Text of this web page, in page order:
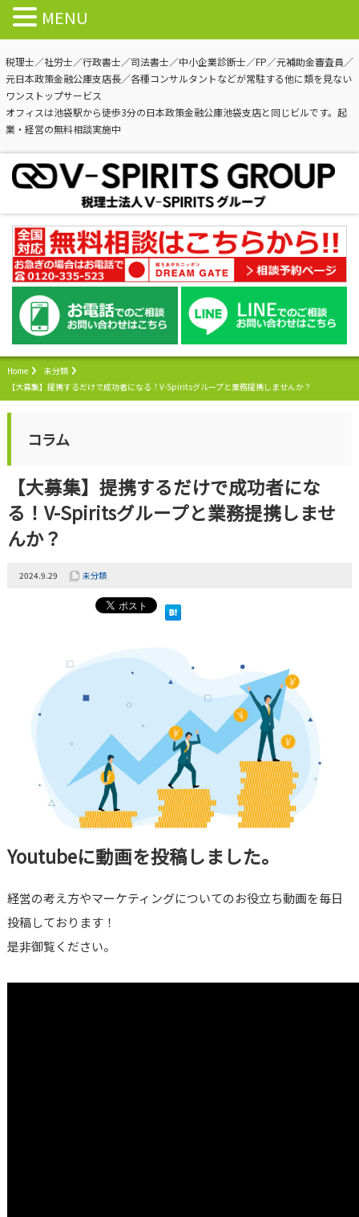
税理士／社労士／行政書士／司法書士／中小企業診断士／FP／元補助金審査員／
元日本政策金融公庫支店長／各種コンサルタントなどが常駐する他に類を見ない
ワンストップサービス
オフィスは池袋駅から徒歩3分の日本政策金融公庫池袋支店と同じビルです。起
業・経営の無料相談実施中
Home
未分類
【大募集】提携するだけで成功者になる！V-Spiritsグループと業務提携しませんか？
コラム
【大募集】提携するだけで成功者にな
る！V-Spiritsグループと業務提携しませ
んか？
2024.9.29 未分類
Youtubeに動画を投稿しました。
経営の考え方やマーケティングについてのお役立ち動画を毎日
投稿しております！
是非御覧ください。
MENU